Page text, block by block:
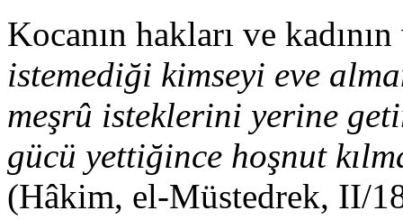
Kocanın hakları ve
istemediği kimseyi eve
meşrû isteklerini yerine
gücü yettiğince hoşnut
(Hâkim, el-Müstedrek, II/